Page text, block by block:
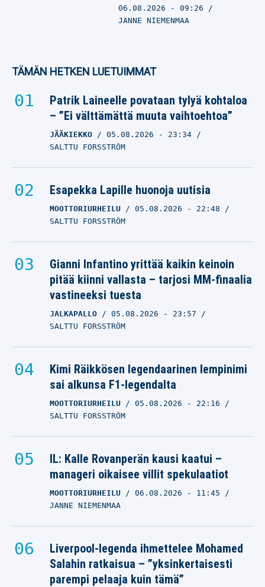
06.08.2026 - 09:26
JANNE NIEMENMAA
TÄMÄN HETKEN LUETUIMMAT
Patrik Laineelle povataan tylyä kohtaloa
– ”Ei välttämättä muuta vaihtoehtoa”
JÄÄKIEKKO 05.08.2026 - 23:34
SALTTU FORSSTRÖM
Esapekka Lapille huonoja uutisia
MOOTTORIURHEILU 05.08.2026 - 22:48
SALTTU FORSSTRÖM
Gianni Infantino yrittää kaikin keinoin
pitää kiinni vallasta – tarjosi MM-finaalia
vastineeksi tuesta
JALKAPALLO 05.08.2026 - 23:57
SALTTU FORSSTRÖM
Kimi Räikkösen legendaarinen lempinimi
sai alkunsa F1-legendalta
MOOTTORIURHEILU 05.08.2026 - 22:16
SALTTU FORSSTRÖM
IL: Kalle Rovanperän kausi kaatui –
manageri oikaisee villit spekulaatiot
MOOTTORIURHEILU 06.08.2026 - 11:45
JANNE NIEMENMAA
Liverpool-legenda ihmettelee Mohamed
Salahin ratkaisua – ”yksinkertaisesti
parempi pelaaja kuin tämä”